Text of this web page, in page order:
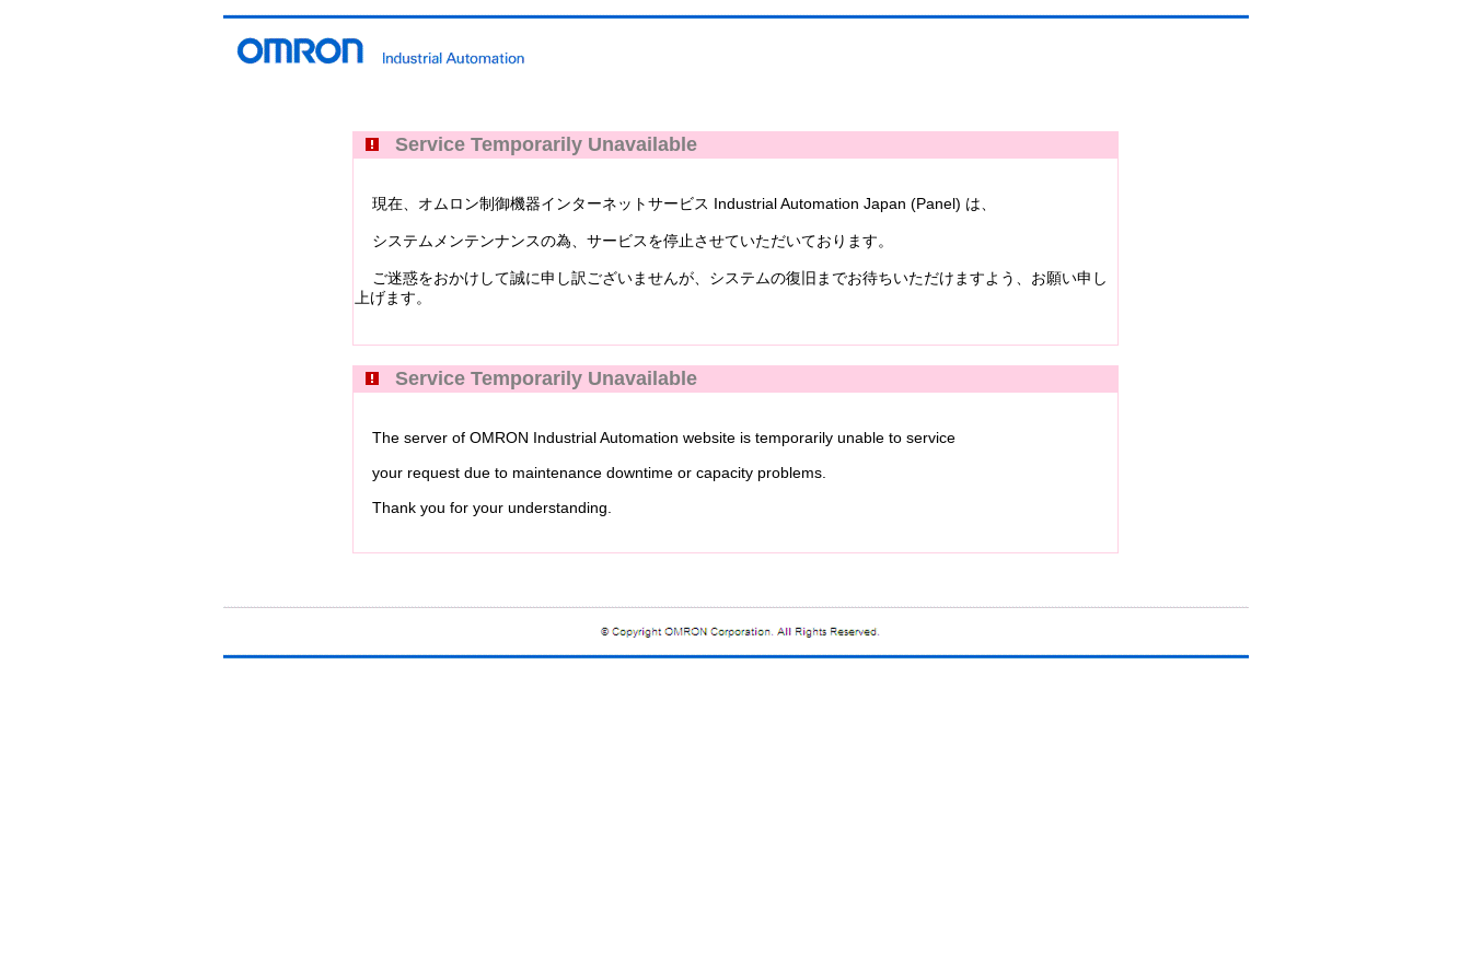
Service Temporarily Unavailable
現在、オムロン制御機器インターネットサービス Industrial Automation Japan (Panel) は、
システムメンテンナンスの為、サービスを停止させていただいております。
ご迷惑をおかけして誠に申し訳ございませんが、システムの復旧までお待ちいただけますよう、お願い申し
上げます。
Service Temporarily Unavailable
The server of OMRON Industrial Automation website is temporarily unable to service
your request due to maintenance downtime or capacity problems.
Thank you for your understanding.